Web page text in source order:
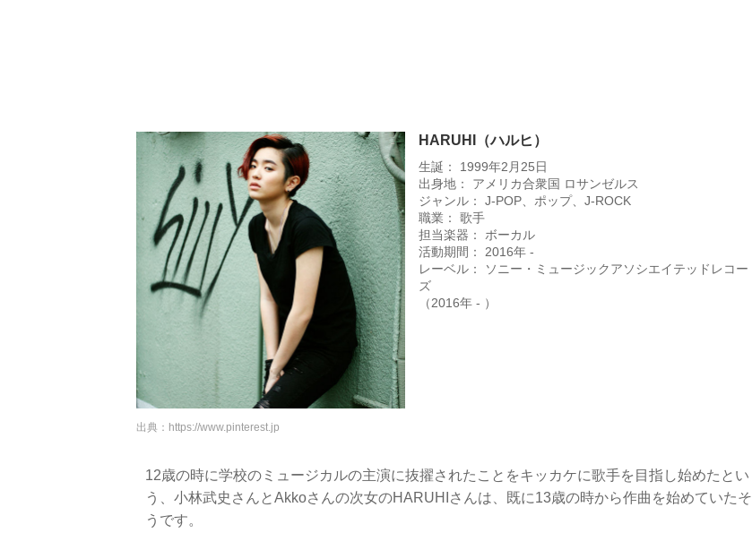
HARUHI（ハルヒ）
生誕： 1999年2月25日
出身地： アメリカ合衆国 ロサンゼルス
ジャンル： J-POP、ポップ、J-ROCK
職業： 歌手
担当楽器： ボーカル
活動期間： 2016年 -
レーベル： ソニー・ミュージックアソシエイテッドレコー
ズ
（2016年 - ）
出典： https://www.pinterest.jp
12歳の時に学校のミュージカルの主演に抜擢されたことをキッカケに歌手を目指し始めたとい
う、小林武史さんとAkkoさんの次女のHARUHIさんは、既に13歳の時から作曲を始めていたそ
うです。